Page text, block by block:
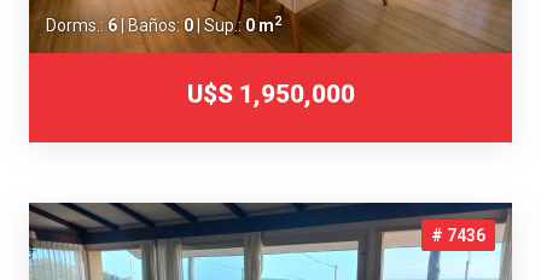
Dorms.: 6| Baños: 0| Sup.: 0 m2
U$S 1,950,000
# 7436